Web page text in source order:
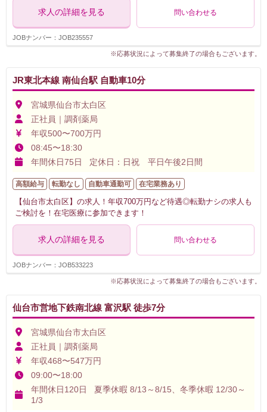
求人の詳細を見る 問い合わせる
JOBナンバー：JOB235557
※応募状況によって募集終了の場合もございます。
JR東北本線 南仙台駅 自動車10分
宮城県仙台市太白区
正社員｜調剤薬局
年収500〜700万円
08:45〜18:30
年間休日75日 定休日：日祝 平日午後2日間
高額給与 転勤なし 自動車通勤可 在宅業務あり
【仙台市太白区】の求人！年収700万円など待遇◎転勤ナシの求人も
ご検討を！在宅医療に参加できます！
求人の詳細を見る 問い合わせる
JOBナンバー：JOB533223
※応募状況によって募集終了の場合もございます。
仙台市営地下鉄南北線 富沢駅 徒歩7分
宮城県仙台市太白区
正社員｜調剤薬局
年収468〜547万円
09:00〜18:00
年間休日120日 夏季休暇 8/13～8/15、冬季休暇 12/30～
1/3